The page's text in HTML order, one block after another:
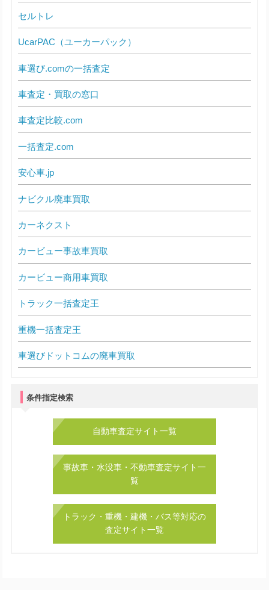
セルトレ
UcarPAC（ユーカーパック）
車選び.comの一括査定
車査定・買取の窓口
車査定比較.com
一括査定.com
安心車.jp
ナビクル廃車買取
カーネクスト
カービュー事故車買取
カービュー商用車買取
トラック一括査定王
重機一括査定王
車選びドットコムの廃車買取
条件指定検索
自動車査定サイト一覧
事故車・水没車・不動車査定サイト一
覧
トラック・重機・建機・バス等対応の
査定サイト一覧